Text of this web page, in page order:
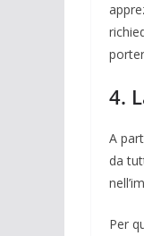
4.
A
da
Per